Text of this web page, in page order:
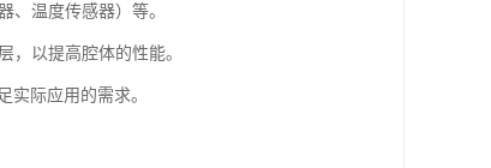
温度传感器）等。
以提高腔体的性能。
际应用的需求。